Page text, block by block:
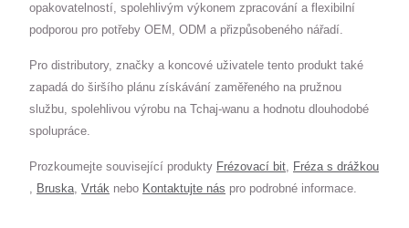
opakovatelností, spolehlivým výkonem zpracování a flexibilní
podporou pro potřeby OEM, ODM a přizpůsobeného nářadí.
Pro distributory, značky a koncové uživatele tento produkt také
zapadá do širšího plánu získávání zaměřeného na pružnou
službu, spolehlivou výrobu na Tchaj-wanu a hodnotu dlouhodobé
spolupráce.
Prozkoumejte související produkty Frézovací bit, Fréza s drážkou
, Bruska, Vrták nebo Kontaktujte nás pro podrobné informace.